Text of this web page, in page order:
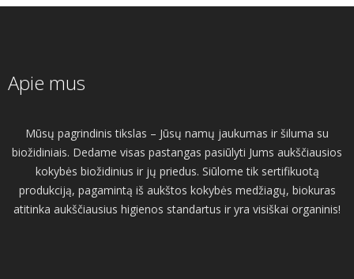
Apie mus
Mūsų pagrindinis tikslas – Jūsų namų jaukumas ir šiluma su
biožidiniais. Dedame visas pastangas pasiūlyti Jums aukščiausios
kokybės biožidinius ir jų priedus. Siūlome tik sertifikuotą
produkciją, pagamintą iš aukštos kokybės medžiagų, biokuras
atitinka aukščiausius higienos standartus ir yra visiškai organinis!